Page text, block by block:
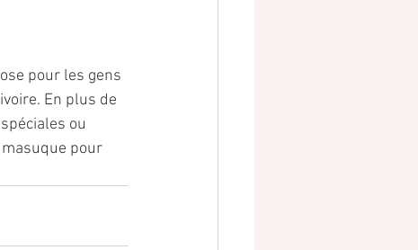
pour les gens
En plus de
ou
pour